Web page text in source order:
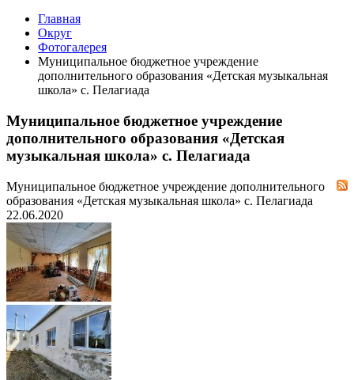
Главная
Округ
Фотогалерея
Муниципальное бюджетное учреждение
дополнительного образования «Детская музыкальная
школа» с. Пелагиада
Муниципальное бюджетное учреждение
дополнительного образования «Детская
музыкальная школа» с. Пелагиада
Муниципальное бюджетное учреждение дополнительного
образования «Детская музыкальная школа» с. Пелагиада
22.06.2020